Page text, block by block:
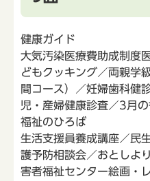
健康ガイド
大気汚染医療費助成制度
どもクッキング／両親学
間コース）／妊婦歯科健
児・産婦健康診査／3月
福祉のひろば
生活支援員養成講座／民
護予防相談会／おとしよ
害者福祉センター絵画・